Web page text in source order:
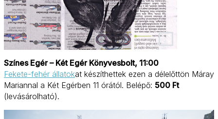
Színes Egér – Két Egér Könyvesbolt, 11:00
Fekete-fehér állatokat készíthettek ezen a délelőttön Máray
Mariannal a Két Egérben 11 órától. Belépő: 500 Ft
(levásárolható).